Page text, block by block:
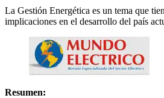
La Gestión Energética es un tema que
implicaciones en el desarrollo del país
Resumen: